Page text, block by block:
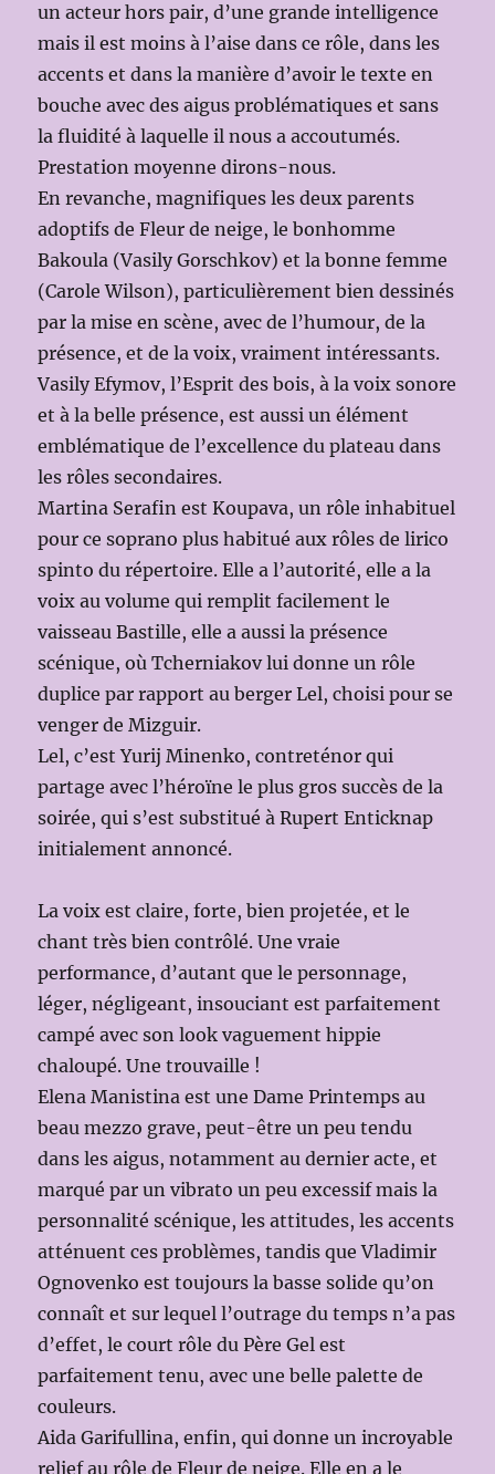
un acteur hors pair, d’une grande intelligence
mais il est moins à l’aise dans ce rôle, dans les
accents et dans la manière d’avoir le texte en
bouche avec des aigus problématiques et sans
la fluidité à laquelle il nous a accoutumés.
Prestation moyenne dirons-nous.
En revanche, magnifiques les deux parents
adoptifs de Fleur de neige, le bonhomme
Bakoula (Vasily Gorschkov) et la bonne femme
(Carole Wilson), particulièrement bien dessinés
par la mise en scène, avec de l’humour, de la
présence, et de la voix, vraiment intéressants.
Vasily Efymov, l’Esprit des bois, à la voix sonore
et à la belle présence, est aussi un élément
emblématique de l’excellence du plateau dans
les rôles secondaires.
Martina Serafin est Koupava, un rôle inhabituel
pour ce soprano plus habitué aux rôles de lirico
spinto du répertoire. Elle a l’autorité, elle a la
voix au volume qui remplit facilement le
vaisseau Bastille, elle a aussi la présence
scénique, où Tcherniakov lui donne un rôle
duplice par rapport au berger Lel, choisi pour se
venger de Mizguir.
Lel, c’est Yurij Minenko, contreténor qui
partage avec l’héroïne le plus gros succès de la
soirée, qui s’est substitué à Rupert Enticknap
initialement annoncé.
La voix est claire, forte, bien projetée, et le
chant très bien contrôlé. Une vraie
performance, d’autant que le personnage,
léger, négligeant, insouciant est parfaitement
campé avec son look vaguement hippie
chaloupé. Une trouvaille !
Elena Manistina est une Dame Printemps au
beau mezzo grave, peut-être un peu tendu
dans les aigus, notamment au dernier acte, et
marqué par un vibrato un peu excessif mais la
personnalité scénique, les attitudes, les accents
atténuent ces problèmes, tandis que Vladimir
Ognovenko est toujours la basse solide qu’on
connaît et sur lequel l’outrage du temps n’a pas
d’effet, le court rôle du Père Gel est
parfaitement tenu, avec une belle palette de
couleurs.
Aida Garifullina, enfin, qui donne un incroyable
relief au rôle de Fleur de neige. Elle en a le